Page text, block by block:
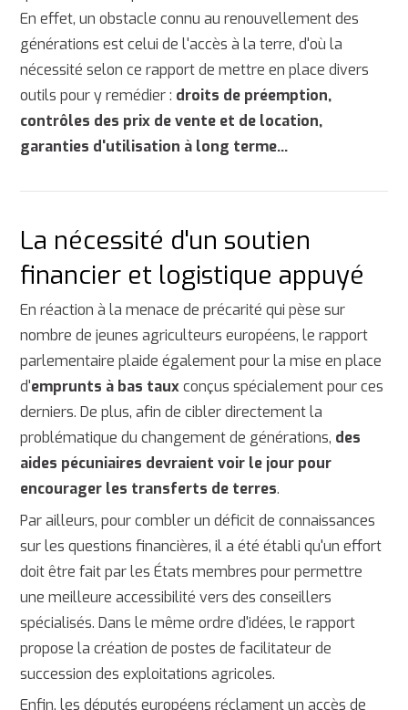
En effet, un obstacle connu au renouvellement des
générations est celui de l'accès à la terre, d'où la
nécessité selon ce rapport de mettre en place divers
outils pour y remédier : droits de préemption,
contrôles des prix de vente et de location,
garanties d'utilisation à long terme...
La nécessité d'un soutien
financier et logistique appuyé
En réaction à la menace de précarité qui pèse sur
nombre de jeunes agriculteurs européens, le rapport
parlementaire plaide également pour la mise en place
d'emprunts à bas tauxconçus spécialement pour ces
derniers. De plus, afin de cibler directement la
problématique du changement de générations, des
aides pécuniaires devraient voir le jour pour
encourager les transferts de terres.
Par ailleurs, pour combler un déficit de connaissances
sur les questions financières, il a été établi qu'un effort
doit être fait par les États membres pour permettre
une meilleure accessibilité vers des conseillers
spécialisés. Dans le même ordre d'idées, le rapport
propose la création de postes de facilitateur de
succession des exploitations agricoles.
Enfin, les députés européens réclament un accès de